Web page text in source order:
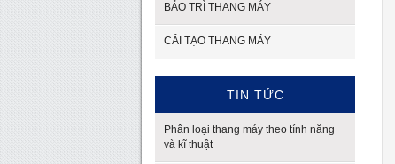
BẢO TRÌ THANG MÁY
CẢI TẠO THANG MÁY
TIN TỨC
Phân loại thang máy theo tính năng
và kĩ thuật